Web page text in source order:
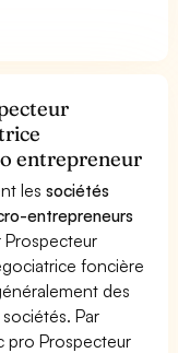
entrepreneur
lessociétés
entrepreneurs
Prospecteur
foncière
des
Par
pro Prospecteur